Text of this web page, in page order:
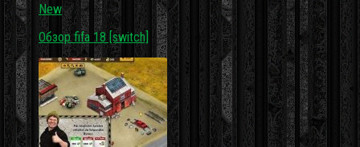
New
Обзор fifa 18 [switch]